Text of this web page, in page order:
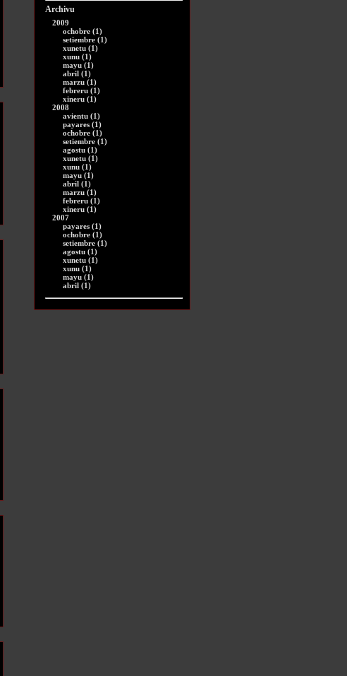
Archivu
2009
ochobre (1)
setiembre (1)
xunetu (1)
xunu (1)
mayu (1)
abril (1)
marzu (1)
febreru (1)
xineru (1)
2008
avientu (1)
payares (1)
ochobre (1)
setiembre (1)
agostu (1)
xunetu (1)
xunu (1)
mayu (1)
abril (1)
marzu (1)
febreru (1)
xineru (1)
2007
payares (1)
ochobre (1)
setiembre (1)
agostu (1)
xunetu (1)
xunu (1)
mayu (1)
abril (1)